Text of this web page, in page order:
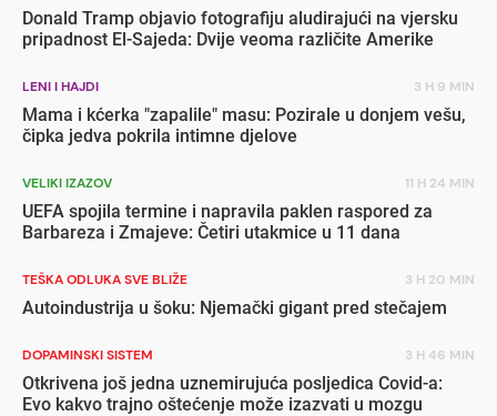
Donald Tramp objavio fotografiju aludirajući na vjersku
pripadnost El-Sajeda: Dvije veoma različite Amerike
LENI I HAJDI 3 H 9 MIN
Mama i kćerka "zapalile" masu: Pozirale u donjem vešu,
čipka jedva pokrila intimne djelove
VELIKI IZAZOV 11 H 24 MIN
UEFA spojila termine i napravila paklen raspored za
Barbareza i Zmajeve: Četiri utakmice u 11 dana
TEŠKA ODLUKA SVE BLIŽE 3 H 20 MIN
Autoindustrija u šoku: Njemački gigant pred stečajem
DOPAMINSKI SISTEM 3 H 46 MIN
Otkrivena još jedna uznemirujuća posljedica Covid-a:
Evo kakvo trajno oštećenje može izazvati u mozgu